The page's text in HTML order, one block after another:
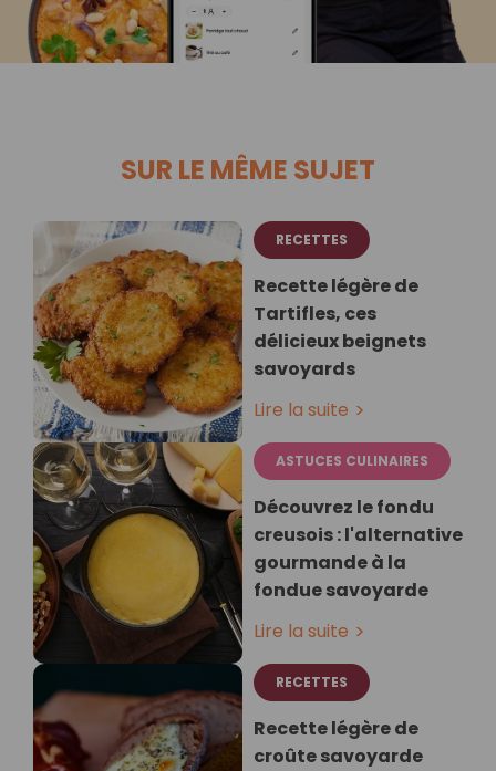
SUR LE MÊME SUJET
RECETTES
Recette légère de
Tartifles, ces
délicieux beignets
savoyards
Lire la suite
ASTUCES CULINAIRES
Découvrez le fondu
creusois : l'alternative
gourmande à la
fondue savoyarde
Lire la suite
RECETTES
Recette légère de
croûte savoyarde